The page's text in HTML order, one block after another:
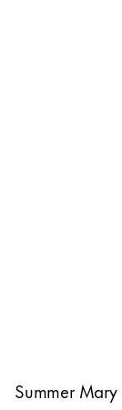
Summer